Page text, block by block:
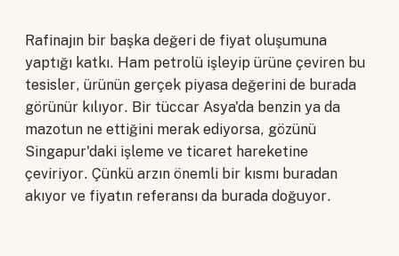
Rafinajın bir başka değeri de fiyat oluşumuna
yaptığı katkı. Ham petrolü işleyip ürüne çeviren bu
tesisler, ürünün gerçek piyasa değerini de burada
görünür kılıyor. Bir tüccar Asya'da benzin ya da
mazotun ne ettiğini merak ediyorsa, gözünü
Singapur'daki işleme ve ticaret hareketine
çeviriyor. Çünkü arzın önemli bir kısmı buradan
akıyor ve fiyatın referansı da burada doğuyor.